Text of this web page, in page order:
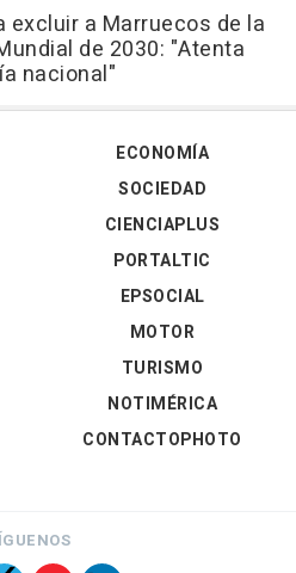
excluir a Marruecos de la
de 2030: "Atenta
nacional"
ECONOMÍA
SOCIEDAD
CIENCIAPLUS
PORTALTIC
EPSOCIAL
MOTOR
TURISMO
NOTIMÉRICA
CONTACTOPHOTO